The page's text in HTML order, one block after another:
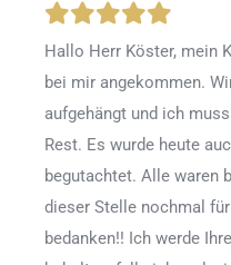
Hallo Herr Köster, mein
bei mir angekommen.
aufgehängt und ich
Rest. Es wurde heute
begutachtet. Alle waren
dieser Stelle nochmal
bedanken!! Ich werde